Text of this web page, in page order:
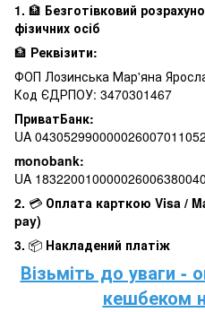
1. 🏦 Безготівковий
фізичних осіб
🏦 Реквізити:
ФОП Лозинська Мар'яна
Код ЄДРПОУ: 3470301467
ПриватБанк:
UA
monobank:
UA
2. 💳 Оплата карткою Visa /
pay)
3. 📦 Накладений платіж
Візьміть до уваги -
кешбеком